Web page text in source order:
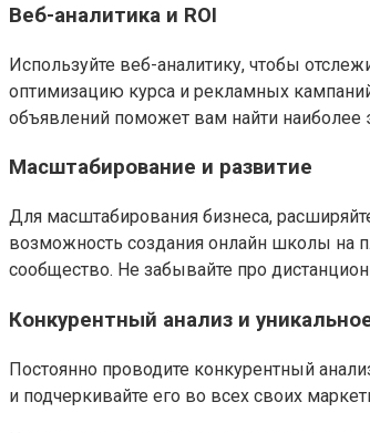
Веб-аналитика и ROI
Используйте веб-аналитику, чтобы
оптимизацию курса и рекламных
объявлений поможет вам найти
Масштабирование и развитие
Для масштабирования бизнеса,
возможность создания онлайн школы на
сообщество. Не забывайте про
Конкурентный анализ и
Постоянно проводите конкурентный
и подчеркивайте его во всех своих